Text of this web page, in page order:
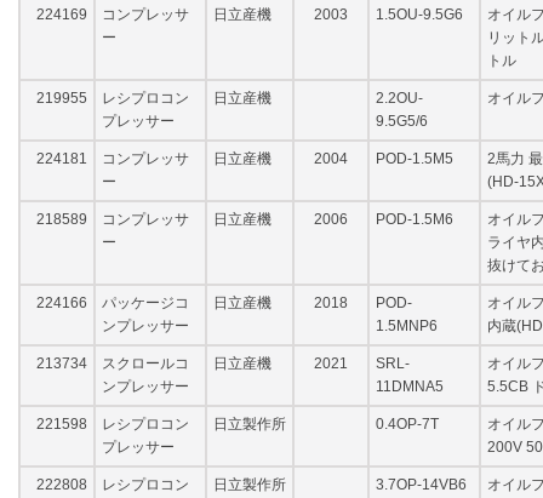
224169
コンプレッサ
ー
日立産機 2003 1.5OU-9.5G6
オイル
リット
トル
219955
レシプロコン
プレッサー
日立産機
2.2OU-
9.5G5/6
オイル
224181
コンプレッサ
ー
日立産機 2004 POD-1.5M5
2馬力
(HD-
218589
コンプレッサ
ー
日立産機 2006 POD-1.5M6
オイル
ライヤ
抜けて
224166
パッケージコ
ンプレッサー
日立産機 2018
POD-
1.5MNP6
オイル
内蔵
213734
スクロールコ
ンプレッサー
日立産機 2021
SRL-
11DMNA5
オイル
5.5CB
221598
レシプロコン
プレッサー
日立製作所 0.4OP-7T
オイル
200V
222808
レシプロコン
日立製作所 3.7OP-14VB6
オイル